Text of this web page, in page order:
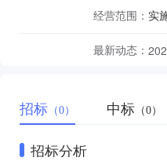
经营范围： 实
最新动态：
招标 （0） 中标 （0）
招标分析